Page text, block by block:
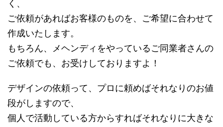
く、
ご依頼があればお客様のものを、ご希望に合わせて
作成いたします。
もちろん、メヘンディをやっているご同業者さんの
ご依頼でも、お受けしておりますよ！
デザインの依頼って、プロに頼めばそれなりのお値
段がしますので、
個人で活動している方からすればそれなりに大きな